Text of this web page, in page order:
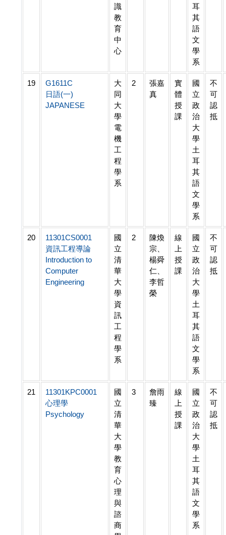
識
教
育
中
心
耳
其
語
文
學
系
19
G1611C
日語(一)
JAPANESE
大
同
大
學
電
機
工
程
學
系
2
張嘉
真
實
體
授
課
國
立
政
治
大
學
土
耳
其
語
文
學
系
不
可
認
抵
20
11301CS0001
資訊工程導論
Introduction to
Computer
Engineering
國
立
清
華
大
學
資
訊
工
程
學
系
2
陳煥
宗、
楊舜
仁、
李哲
榮
線
上
授
課
國
立
政
治
大
學
土
耳
其
語
文
學
系
不
可
認
抵
21
11301KPC0001
心理學
Psychology
國
立
清
華
大
學
教
育
心
理
與
諮
商
3
詹雨
臻
線
上
授
課
國
立
政
治
大
學
土
耳
其
語
文
學
系
不
可
認
抵